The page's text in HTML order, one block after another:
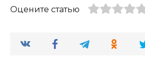
Оцените статью